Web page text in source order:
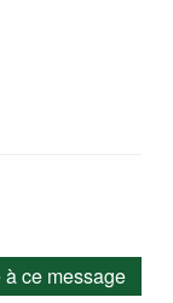
ce message